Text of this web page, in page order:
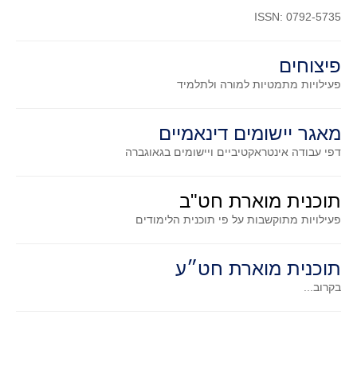
סטטיסטיקה והסתברות
פונקציות וחדו"א
חוקיות והפונקציה
פונקציה ריבועית
פונקצית הערך המוחלט
פונקציה רציונאלית
נגזרות ואינטגרלים
ISSN: 0792-5735
פיצוחים
פעילויות מתמטיות למורה ולתלמיד
מאגר יישומים דינאמיים
דפי עבודה אינטראקטיביים ויישומים בגאוגברה
תוכנית מוארת חט"ב
פעילויות מתוקשבות על פי תוכנית הלימודים
תוכנית מוארת חט״ע
בקרוב...